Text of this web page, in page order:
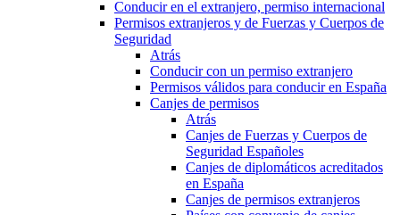
Conducir en el extranjero, permiso internacional
Permisos extranjeros y de Fuerzas y Cuerpos de
Seguridad
Atrás
Conducir con un permiso extranjero
Permisos válidos para conducir en España
Canjes de permisos
Atrás
Canjes de Fuerzas y Cuerpos de
Seguridad Españoles
Canjes de diplomáticos acreditados
en España
Canjes de permisos extranjeros